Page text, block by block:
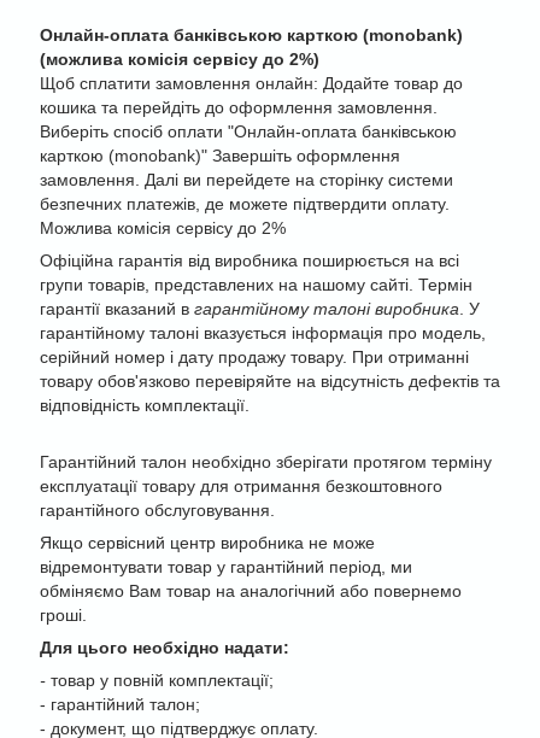
Онлайн-оплата банківською карткою (monobank)
(можлива комісія сервісу до 2%)
Щоб сплатити замовлення онлайн: Додайте товар до
кошика та перейдіть до оформлення замовлення.
Виберіть спосіб оплати "Онлайн-оплата банківською
карткою (monobank)" Завершіть оформлення
замовлення. Далі ви перейдете на сторінку системи
безпечних платежів, де можете підтвердити оплату.
Можлива комісія сервісу до 2%
Офіційна гарантія від виробника поширюється на всі
групи товарів, представлених на нашому сайті. Термін
гарантії вказаний в гарантійному талоні виробника. У
гарантійному талоні вказується інформація про модель,
серійний номер і дату продажу товару. При отриманні
товару обов'язково перевіряйте на відсутність дефектів та
відповідність комплектації.
Гарантійний талон необхідно зберігати протягом терміну
експлуатації товару для отримання безкоштовного
гарантійного обслуговування.
Якщо сервісний центр виробника не може
відремонтувати товар у гарантійний період, ми
обміняємо Вам товар на аналогічний або повернемо
гроші.
Для цього необхідно надати:
- товар у повній комплектації;
- гарантійний талон;
- документ, що підтверджує оплату.